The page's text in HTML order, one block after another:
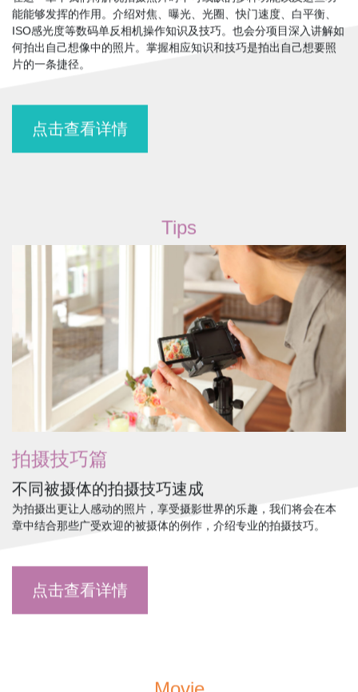
在这一章中我们将解说拍摄照片时不可或缺的多种功能以及这些功
能能够发挥的作用。介绍对焦、曝光、光圈、快门速度、白平衡、
ISO感光度等数码单反相机操作知识及技巧。也会分项目深入讲解如
何拍出自己想像中的照片。掌握相应知识和技巧是拍出自己想要照
拍摄技巧篇
不同被摄体的拍摄技巧速成
为拍摄出更让人感动的照片，享受摄影世界的乐趣，我们将会在本
Tips